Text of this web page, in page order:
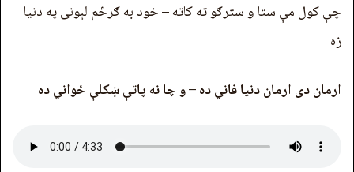
چې کول مې ستا و سترګو ته کاته – خود به ګرځم لېونی په دنیا
زه
ارمان دی ارمان دنیا فاني ده – و چا نه پاتې ښکلې ځواني ده